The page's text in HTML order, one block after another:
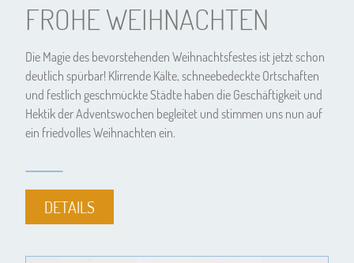
FROHE WEIHNACHTEN
Die Magie des bevorstehenden Weihnachtsfestes ist jetzt schon
deutlich spürbar! Klirrende Kälte, schneebedeckte Ortschaften
und festlich geschmückte Städte haben die Geschäftigkeit und
Hektik der Adventswochen begleitet und stimmen uns nun auf
ein friedvolles Weihnachten ein.
DETAILS